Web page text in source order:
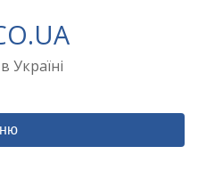
Україні